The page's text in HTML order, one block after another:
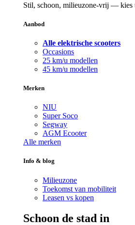
Stil, schoon, milieuzone-vrij — kies
Aanbod
Alle elektrische scooters
Occasions
25 km/u modellen
45 km/u modellen
Merken
NIU
Super Soco
Segway
AGM Ecooter
Alle merken
Info & blog
Milieuzone
Toekomst van mobiliteit
Leasen vs kopen
Schoon de stad in